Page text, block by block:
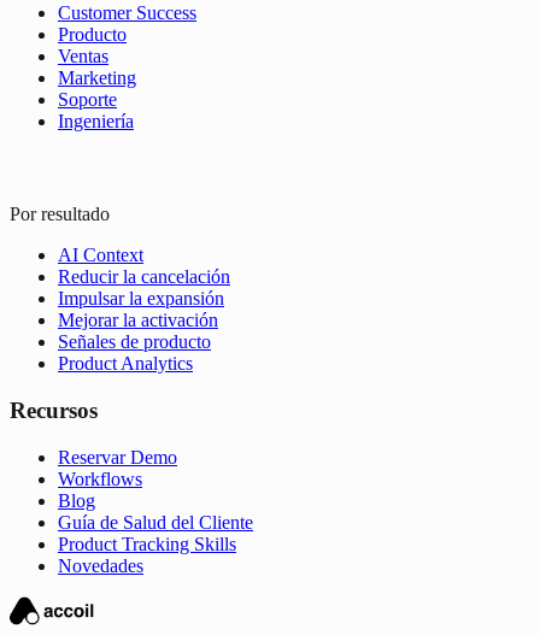
Customer Success
Producto
Ventas
Marketing
Soporte
Ingeniería
Por resultado
AI Context
Reducir la cancelación
Impulsar la expansión
Mejorar la activación
Señales de producto
Product Analytics
Recursos
Reservar Demo
Workflows
Blog
Guía de Salud del Cliente
Product Tracking Skills
Novedades